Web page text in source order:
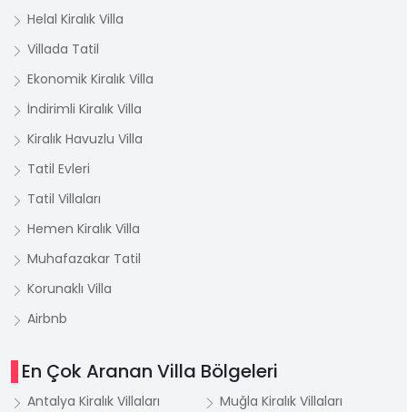
Helal Kiralık Villa
Villada Tatil
Ekonomik Kiralık Villa
İndirimli Kiralık Villa
Kiralık Havuzlu Villa
Tatil Evleri
Tatil Villaları
Hemen Kiralık Villa
Muhafazakar Tatil
Korunaklı Villa
Airbnb
En Çok Aranan Villa Bölgeleri
Antalya Kiralık Villaları
Muğla Kiralık Villaları